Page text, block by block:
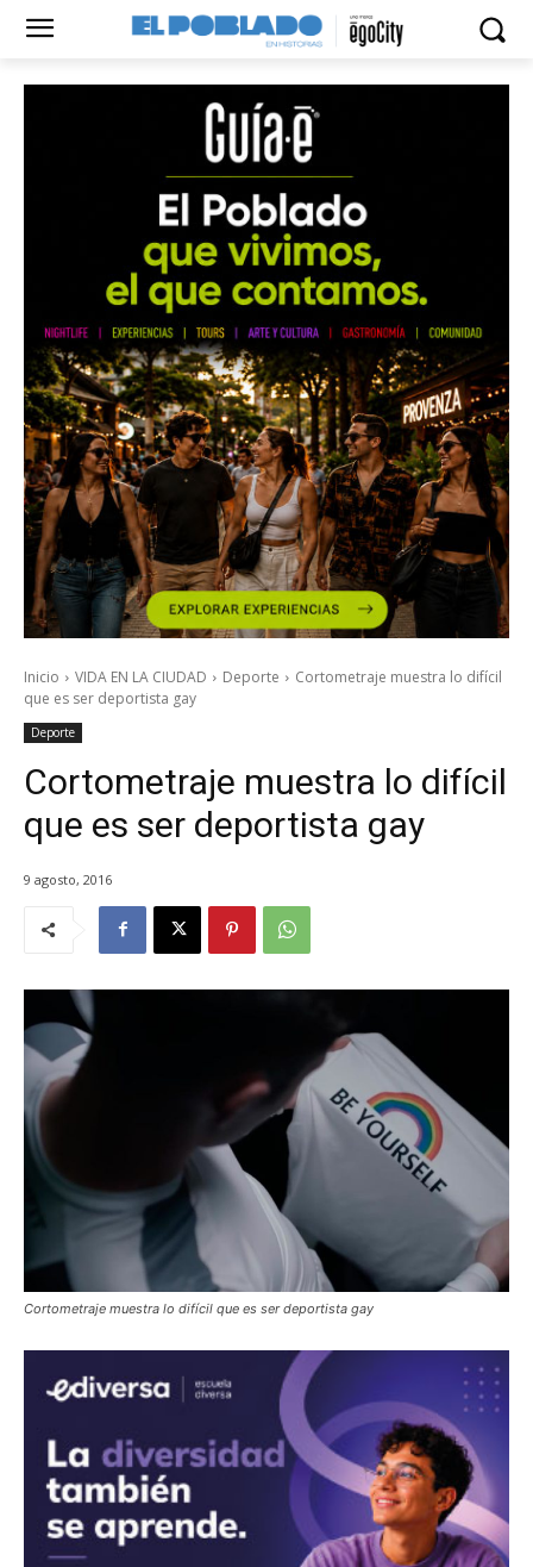
Inicio VIDA EN LA CIUDAD Deporte
Cortometraje muestra lo difícil
que es ser deportista gay
Deporte
Cortometraje muestra lo difícil
que es ser deportista gay
9 agosto, 2016
Cortometraje muestra lo difícil que es ser deportista gay